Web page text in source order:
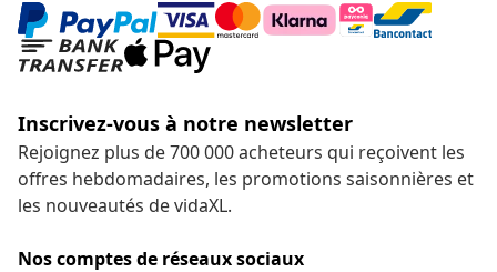
Inscrivez-vous à notre newsletter
Rejoignez plus de 700 000 acheteurs qui reçoivent les
offres hebdomadaires, les promotions saisonnières et
les nouveautés de vidaXL.
Nos comptes de réseaux sociaux